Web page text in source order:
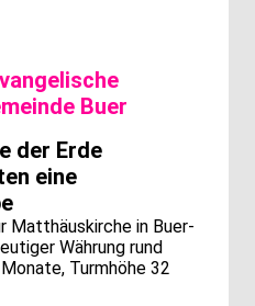
Buer
der Erde
eine
Matthäuskirche in Buer-
Währung rund
Turmhöhe 32